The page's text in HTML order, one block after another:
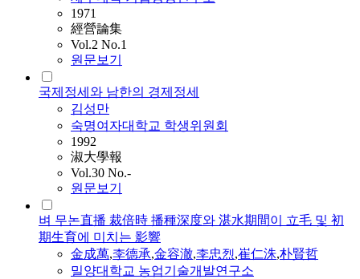
1971
經營論集
Vol.2 No.1
원문보기
국제정세와 남한의 경제정세
김성만
숙명여자대학교 학생위원회
1992
淑大學報
Vol.30 No.-
원문보기
벼 무논直播 裁倍時 播種深度와 湛水期間이 立毛 및 初
期生育에 미치는 影響
金成萬,李德承,金容澈,李忠烈,崔仁洙,朴賢哲
밀양대학교 농업기술개발연구소